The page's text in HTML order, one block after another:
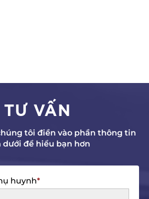
TƯ VẤN
tôi điền vào phần thông tin
dưới để hiểu bạn hơn
huynh